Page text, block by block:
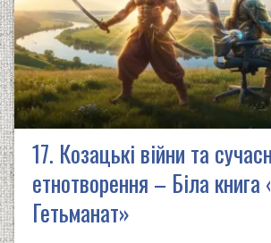
17. Козацькі війни та
етнотворення – Біла книга
Гетьманат»